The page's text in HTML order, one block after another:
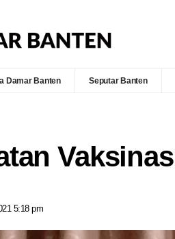
Damar Banten Seputar Banten
5:18 pm